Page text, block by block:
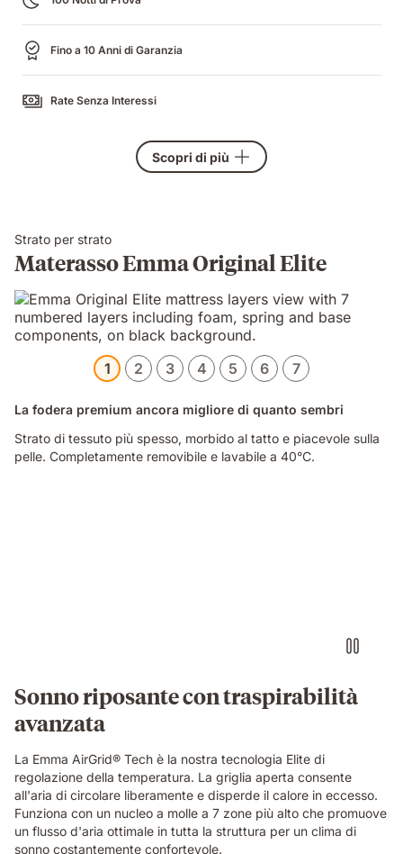
Fino a 10 Anni di Garanzia
Rate Senza Interessi
Scopri di più
Strato per strato
Materasso Emma Original Elite
1 2 3 4 5 6 7
La fodera premium ancora migliore di quanto sembri
Strato di tessuto più spesso, morbido al tatto e piacevole sulla
pelle. Completamente removibile e lavabile a 40°C.
the
Emma
Original
Elite
mattress,
showing
its
open-
cell
Sonno riposante con traspirabilità
avanzata
La Emma AirGrid® Tech è la nostra tecnologia Elite di
regolazione della temperatura. La griglia aperta consente
all'aria di circolare liberamente e disperde il calore in eccesso.
Funziona con un nucleo a molle a 7 zone più alto che promuove
un flusso d'aria ottimale in tutta la struttura per un clima di
sonno costantemente confortevole.